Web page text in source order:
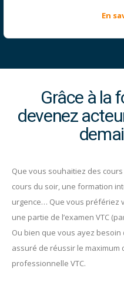
En
Grâce à la
devenez
Que vous souhaitiez des
cours du soir, une formation
urgence… Que vous préfériez
une partie de l’examen VTC
Ou bien que vous ayez
assuré de réussir le maximum
professionnelle VTC.